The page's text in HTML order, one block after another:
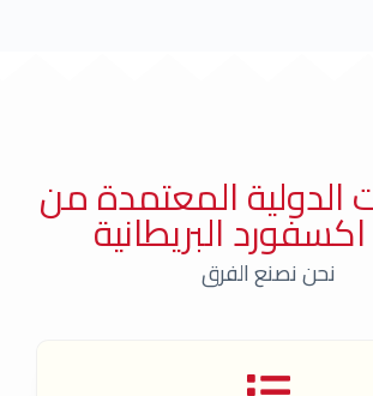
الدولية المعتمدة من
البريطانية
نحن نصنع الفرق